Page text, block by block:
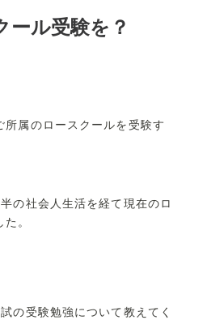
ル受験を？
所属のロースクールを受験す
の社会人生活を経て現在のロ
。
の受験勉強について教えてく